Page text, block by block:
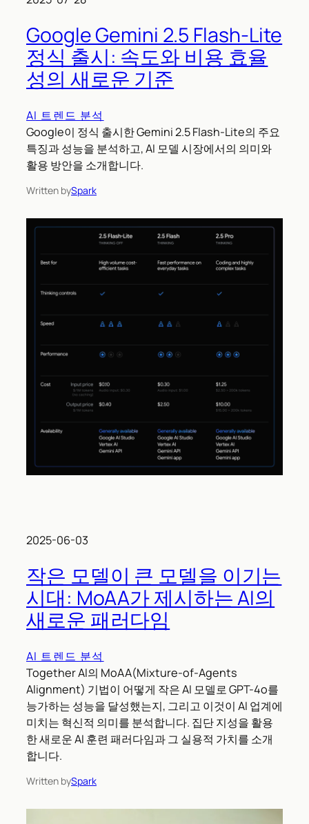
Google Gemini 2.5 Flash-Lite
정식 출시: 속도와 비용 효율
성의 새로운 기준
AI 트렌드 분석
Google이 정식 출시한 Gemini 2.5 Flash-Lite의 주요
특징과 성능을 분석하고, AI 모델 시장에서의 의미와
활용 방안을 소개합니다.
Written bySpark
2025-06-03
작은 모델이 큰 모델을 이기는
시대: MoAA가 제시하는 AI의
새로운 패러다임
AI 트렌드 분석
Together AI의 MoAA(Mixture-of-Agents
Alignment) 기법이 어떻게 작은 AI 모델로 GPT-4o를
능가하는 성능을 달성했는지, 그리고 이것이 AI 업계에
미치는 혁신적 의미를 분석합니다. 집단 지성을 활용
한 새로운 AI 훈련 패러다임과 그 실용적 가치를 소개
합니다.
Written bySpark